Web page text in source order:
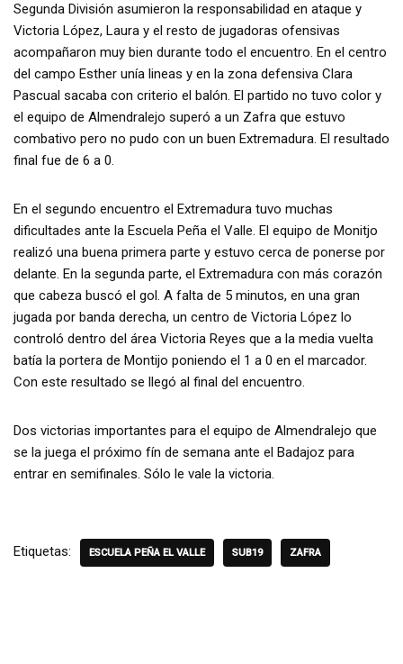
Segunda División asumieron la responsabilidad en ataque y
Victoria López, Laura y el resto de jugadoras ofensivas
acompañaron muy bien durante todo el encuentro. En el centro
del campo Esther unía lineas y en la zona defensiva Clara
Pascual sacaba con criterio el balón. El partido no tuvo color y
el equipo de Almendralejo superó a un Zafra que estuvo
combativo pero no pudo con un buen Extremadura. El resultado
final fue de 6 a 0.
En el segundo encuentro el Extremadura tuvo muchas
dificultades ante la Escuela Peña el Valle. El equipo de Monitjo
realizó una buena primera parte y estuvo cerca de ponerse por
delante. En la segunda parte, el Extremadura con más corazón
que cabeza buscó el gol. A falta de 5 minutos, en una gran
jugada por banda derecha, un centro de Victoria López lo
controló dentro del área Victoria Reyes que a la media vuelta
batía la portera de Montijo poniendo el 1 a 0 en el marcador.
Con este resultado se llegó al final del encuentro.
Dos victorias importantes para el equipo de Almendralejo que
se la juega el próximo fín de semana ante el Badajoz para
entrar en semifinales. Sólo le vale la victoria.
Etiquetas: ESCUELA PEÑA EL VALLE SUB19 ZAFRA